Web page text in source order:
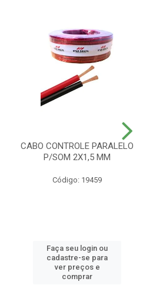
CABO CONTROLE PARALELO
P/SOM 2X1,5 MM
Código: 19459
Faça seu login ou
cadastre-se para
ver preços e
comprar